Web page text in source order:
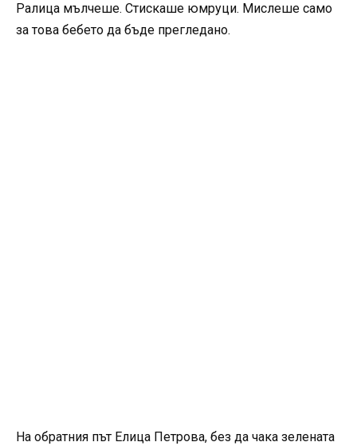
Ралица мълчеше. Стискаше юмруци. Мислеше само
за това бебето да бъде прегледано.
На обратния път Елица Петрова, без да чака зелената